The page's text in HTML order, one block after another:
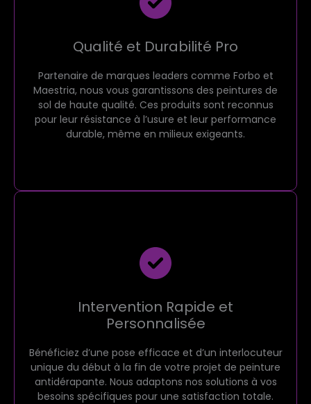
Qualité et Durabilité Pro
Partenaire de marques leaders comme Forbo et
Maestria, nous vous garantissons des peintures de
sol de haute qualité. Ces produits sont reconnus
pour leur résistance à l’usure et leur performance
durable, même en milieux exigeants.
Intervention Rapide et
Personnalisée
Bénéficiez d’une pose efficace et d’un interlocuteur
unique du début à la fin de votre projet de peinture
antidérapante. Nous adaptons nos solutions à vos
besoins spécifiques pour une satisfaction totale.